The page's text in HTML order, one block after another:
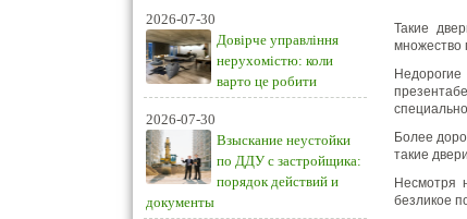
2026-07-30
Довірче управління
нерухомістю: коли
варто це робити
2026-07-30
Взыскание неустойки
по ДДУ с застройщика:
порядок действий и
документы
Такие
множество
Более
такие
Несмотря
безликое